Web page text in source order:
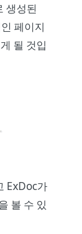
생성된
페이지
될 것입
ExDoc가
볼 수 있